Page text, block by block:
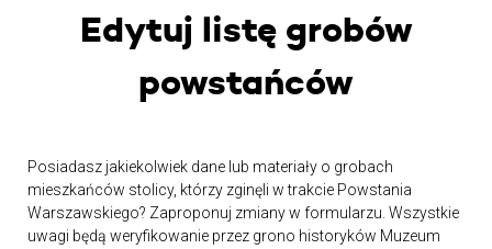
Edytuj listę grobów
powstańców
Posiadasz jakiekolwiek dane lub materiały o grobach
mieszkańców stolicy, którzy zginęli w trakcie Powstania
Warszawskiego? Zaproponuj zmiany w formularzu. Wszystkie
uwagi będą weryfikowanie przez grono historyków Muzeum